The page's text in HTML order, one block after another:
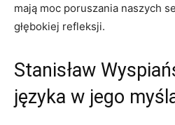
‌mają moc poruszania naszych
głębokiej refleksji.
Stanisław
języka w jego